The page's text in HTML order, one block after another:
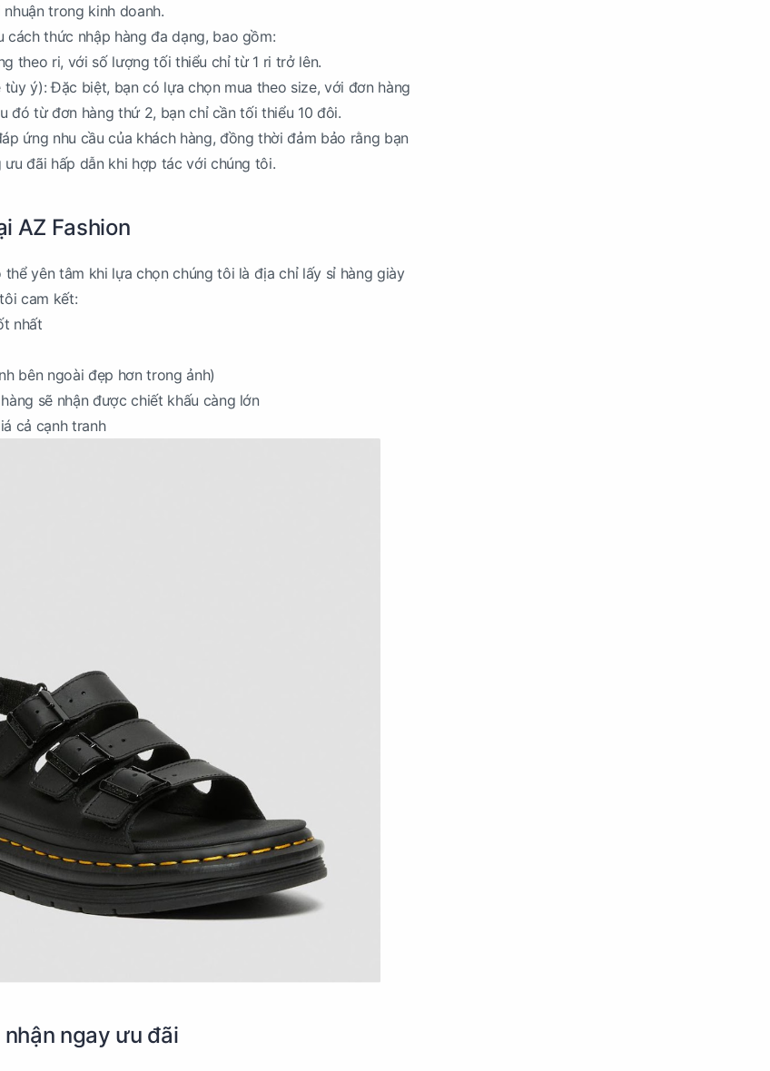
trong kinh doanh.
cách thức nhập hàng đa dạng, bao gồm:
theo ri, với số lượng tối thiểu chỉ từ 1 ri trở lên.
ý): Đặc biệt, bạn có lựa chọn mua theo size, với đơn hàng
đó từ đơn hàng thứ 2, bạn chỉ cần tối thiểu 10 đôi.
ứng nhu cầu của khách hàng, đồng thời đảm bảo rằng bạn
đãi hấp dẫn khi hợp tác với chúng tôi.
AZ Fashion
yên tâm khi lựa chọn chúng tôi là địa chỉ lấy sỉ hàng giày
cam kết:
nhất
bên ngoài đẹp hơn trong ảnh)
sẽ nhận được chiết khấu càng lớn
cả cạnh tranh
ngay ưu đãi